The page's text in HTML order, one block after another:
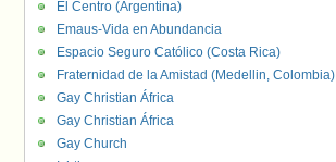
El Centro (Argentina)
Emaus-Vida en Abundancia
Espacio Seguro Católico (Costa Rica)
Fraternidad de la Amistad (Medellin, Colombia)
Gay Christian África
Gay Christian África
Gay Church